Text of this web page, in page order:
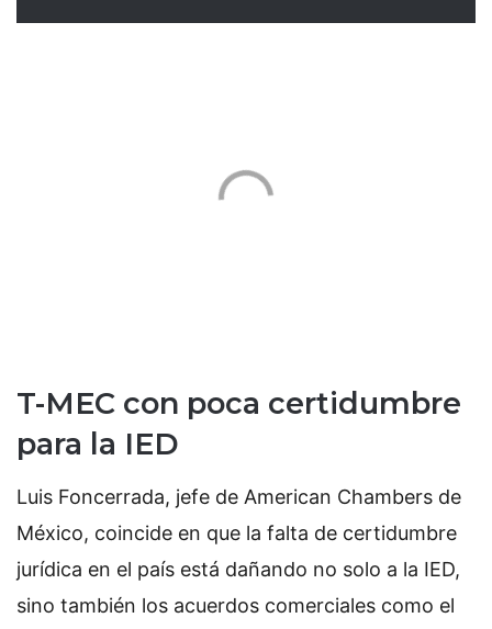
T-MEC con poca certidumbre
para la IED
Luis Foncerrada, jefe de American Chambers de
México, coincide en que la falta de certidumbre
jurídica en el país está dañando no solo a la IED,
sino también los acuerdos comerciales como el